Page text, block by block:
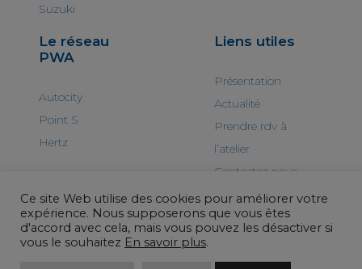
Suzuki
Le réseau
PWA
Autocity
Point S
Hertz
Liens utiles
Présentation
Actualité
Prendre rdv à
l’atelier
Contactez-nous
© PWA 2025 - Tous droits réservés Mentions
Ce site Web utilise des cookies pour améliorer votre
expérience. Nous supposerons que vous êtes
d'accord avec cela, mais vous pouvez les désactiver si
vous le souhaitez En savoir plus.